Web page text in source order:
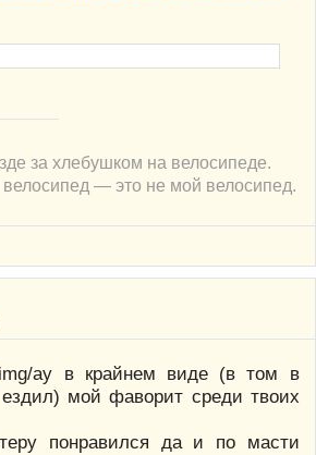
за хлебушком на велосипеде.
— это не мой велосипед.
в крайнем виде (в том в
мой фаворит среди твоих
понравился да и по масти